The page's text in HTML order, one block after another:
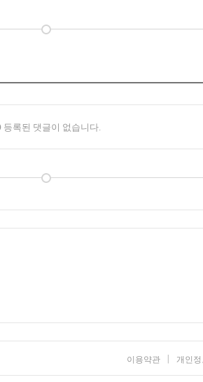
등록된 댓글이 없습니다.
이용약관 개인